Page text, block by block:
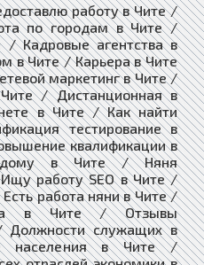
работу в Чите /
по городам в Чите /
Кадровые агентства в
в Чите / Карьера в Чите
маркетинг в Чите /
/ Дистанционная в
в Чите / Как найти
тестирование в
квалификации в
в Чите / Няня
работу SEO в Чите /
работа няни в Чите /
в Чите / Отзывы
Должности служащих в
населения в Чите /